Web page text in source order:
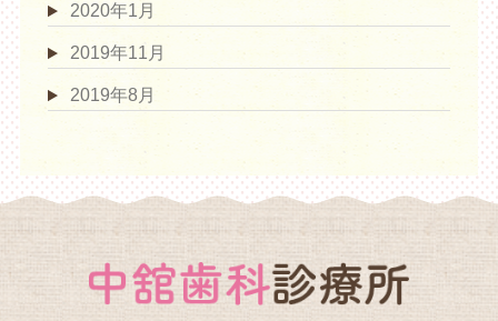
2020年1月
2019年11月
2019年8月